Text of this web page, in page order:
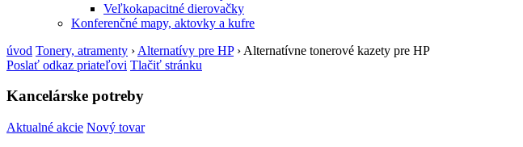
Veľkokapacitné dierovačky
Konferenčné mapy, aktovky a kufre
úvod Tonery, atramenty › Alternatívy pre HP› Alternatívne tonerové kazety pre HP
Poslať odkaz priateľovi Tlačiť stránku
Kancelárske potreby
Aktualné akcie Nový tovar